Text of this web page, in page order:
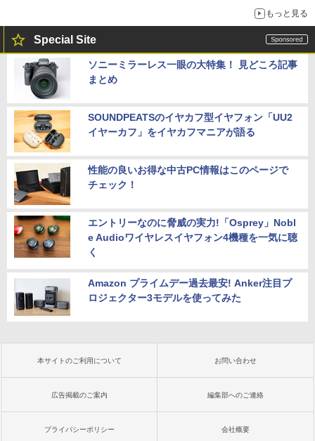
もっと見る
Special Site
ソニーミラーレス一眼の大特集！ 見どころ記事
まとめ
SOUNDPEATSのイヤカフ型イヤフォン「UU2
イヤーカフ」をイヤカフマニアが語る
性能の良いお得な中古PC情報はこのページで
チェック！
エントリーなのに脅威の実力!「Osprey」Nobl
e Audioワイヤレスイヤフォン4機種を一気に聴
く
Amazon プライムデー過去最安! Anker注目プ
ロジェクター3モデルを使ってみた
本サイトのご利用について お問い合わせ
広告掲載のご案内 編集部へのご連絡
プライバシーポリシー 会社概要